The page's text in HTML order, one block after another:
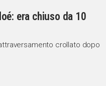
era chiuso da 10
crollato dopo